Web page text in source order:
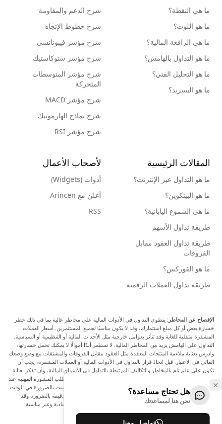
ما هي النقطة؟
ما هو اللوت؟
ما هي الرافعة المالية؟
ما هو التداول بالهامش؟
ما هو التحليل الفني؟
ما هو السبريد؟
شرح الدعم والمقاومة
شرح خطوط الإتجاه
شرح مؤشر فيبوناتشي
شرح مؤشر ستوكاستيك
شرح مؤشر المتوسطات
المتحركة
شرح مؤشر MACD
شرح نماذج الهارمونيك
شرح مؤشر RSI
المقالات الرئيسية
ما هو التداول عبر الإنترنت؟
ما هو البيتكوين؟
ما هي الشموع اليابانية؟
طريقة تداول الأسهم
طريقة تداول العقود مقابل
الفروقات
ما هو الفوركس؟
طريقة تداول العملات الرقمية
لأصحاب الأعمال
أدوات (Widgets)
أعلن مع Arincen
RSS
الإفصاح عن المخاطر: ينطوي التداول في الأدوات المالية على مخاطر عالية بما في ذلك خطر
خسارة بعض أو كل مبلغ استثمارك، وقد لا يكون مناسبًا لجميع المستثمرين. أسعار العملات
المشفرة متقلبة للغاية وقد تتأثر بعوامل خارجية مثل الأحداث المالية أو التنظيمية أو السياسية.
التداول على الهامش يزيد من المخاطر المالية. لا تستثمر أبدًا أموالًا لا يمكنك تحمل خسارتها،
وادرس بعناية ملاءمة المنتجات المعقدة مثل العقود مقابل الفروقات والمشتقات مع وضع وضعك
المالي في الاعتبار. قبل اتخاذ قرار بالتداول في الأدوات المالية أو العملات المشفرة، يجب أن
تكون على علم تام بالمخاطر والتكاليف المرتبطة بالتداول في الأسواق المالية، وأن تفكر بعناية
في أهدافك الاستثمارية ومستوى خبرتك ورغبتك في المخاطرة، وأن تطلب المشورة المهنية عند
الحاجة. تود Arincen أن تذكرك بأن البيانات الواردة في هذا الموقع ليست بالضرورة في الوقت
الفعلي وليست دقيقة. البيانات والأسعار الموجودة على الموقع ليست دقيقة بالضرورة وقد
تختلف عن السعر الفعلي في أي سوق معينة، مما يعني أن الأسعار إرشادية وغير مناسبة
لأغراض التداول.
هل تحتاج مساعدة؟
نحن هنا لمساعدتك